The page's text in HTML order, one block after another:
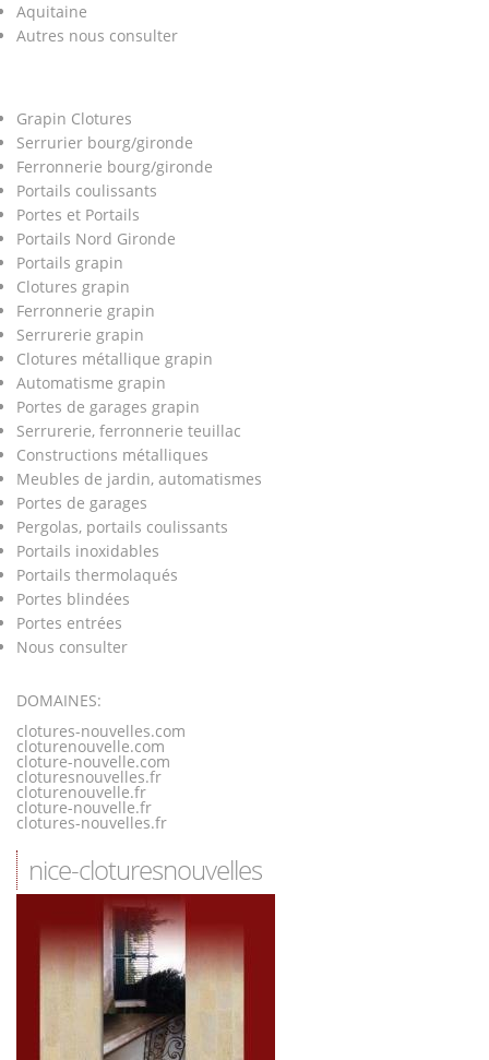
Aquitaine
Autres nous consulter
Grapin Clotures
Serrurier bourg/gironde
Ferronnerie bourg/gironde
Portails coulissants
Portes et Portails
Portails Nord Gironde
Portails grapin
Clotures grapin
Ferronnerie grapin
Serrurerie grapin
Clotures métallique grapin
Automatisme grapin
Portes de garages grapin
Serrurerie, ferronnerie teuillac
Constructions métalliques
Meubles de jardin, automatismes
Portes de garages
Pergolas, portails coulissants
Portails inoxidables
Portails thermolaqués
Portes blindées
Portes entrées
Nous consulter
DOMAINES:
clotures-nouvelles.com
cloturenouvelle.com
cloture-nouvelle.com
cloturesnouvelles.fr
cloturenouvelle.fr
cloture-nouvelle.fr
clotures-nouvelles.fr
nice-cloturesnouvelles